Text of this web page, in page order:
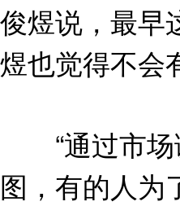
俊煜说，最早
煜也觉得不会
“通过市场
图，有的人为